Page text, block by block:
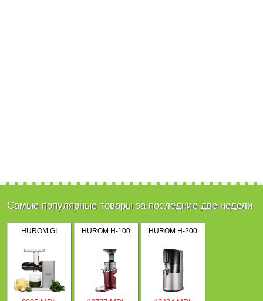
Самые популярные товары за последние две недели
HUROM GI HUROM H-100 HUROM H-200